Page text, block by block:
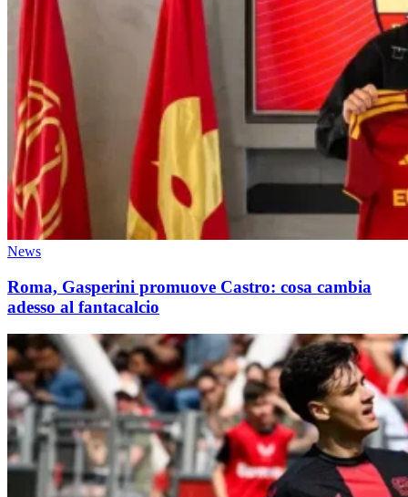
News
Roma, Gasperini promuove Castro: cosa cambia
adesso al fantacalcio